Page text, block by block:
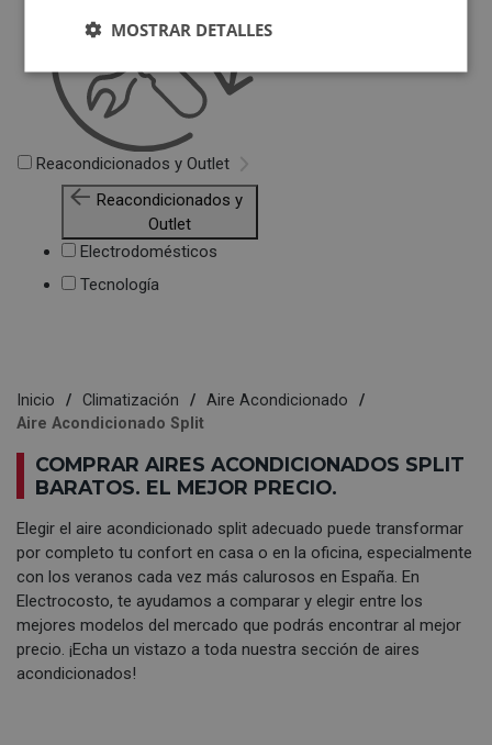
Reacondicionados y Outlet
Reacondicionados y
Outlet
Electrodomésticos
Tecnología
Inicio Climatización
Aire Acondicionado
Aire Acondicionado Split
COMPRAR AIRES ACONDICIONADOS SPLIT
BARATOS. EL MEJOR PRECIO.
Elegir el aire acondicionado split adecuado puede transformar
por completo tu confort en casa o en la oficina, especialmente
con los veranos cada vez más calurosos en España. En
Electrocosto, te ayudamos a comparar y elegir entre los
mejores modelos del mercado que podrás encontrar al mejor
precio. ¡Echa un vistazo a toda nuestra sección de aires
acondicionados!
MOSTRAR DETALLES